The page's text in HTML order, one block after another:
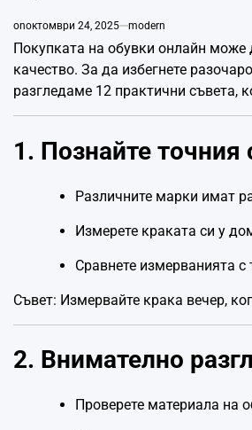
onоктомври 24, 2025 modern
Покупката на обувки онлайн
качество. За да избегнете
разгледаме 12 практични съвета,
1. Познайте точния
Различните марки имат
Измерете краката си у
Сравнете измерванията
Съвет: Измервайте крака вечер,
2. Внимателно
Проверете материала на